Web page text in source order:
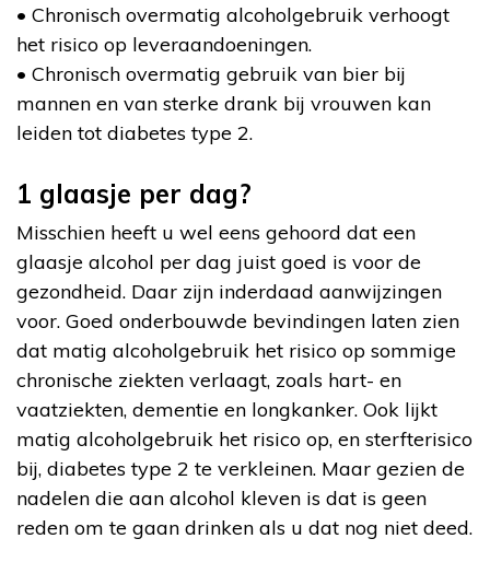
• Chronisch overmatig alcoholgebruik verhoogt
het risico op leveraandoeningen.
• Chronisch overmatig gebruik van bier bij
mannen en van sterke drank bij vrouwen kan
leiden tot diabetes type 2.
1 glaasje per dag?
Misschien heeft u wel eens gehoord dat een
glaasje alcohol per dag juist goed is voor de
gezondheid. Daar zijn inderdaad aanwijzingen
voor. Goed onderbouwde bevindingen laten zien
dat matig alcoholgebruik het risico op sommige
chronische ziekten verlaagt, zoals hart- en
vaatziekten, dementie en longkanker. Ook lijkt
matig alcoholgebruik het risico op, en sterfterisico
bij, diabetes type 2 te verkleinen. Maar gezien de
nadelen die aan alcohol kleven is dat is geen
reden om te gaan drinken als u dat nog niet deed.